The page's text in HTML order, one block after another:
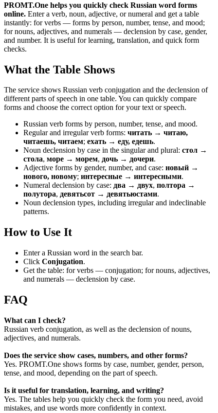
PROMT.One helps you quickly check Russian word forms
online. Enter a verb, noun, adjective, or numeral and get a table
instantly: for verbs — forms by person, number, tense, and mood;
for nouns, adjectives, and numerals — declension by case, gender,
and number. It is useful for learning, translation, and quick form
checks.
What the Table Shows
The service shows Russian verb conjugation and the declension of
different parts of speech in one table. You can quickly compare
forms and choose the correct option for your text or speech.
Russian verb forms by person, number, tense, and mood.
Regular and irregular verb forms: читать → читаю,
читаешь, читаем; ехать → еду, едешь.
Noun declension by case in the singular and plural: стол →
стола, море → морем, дочь → дочери.
Adjective forms by gender, number, and case: новый →
нового, новому; интересные → интересными.
Numeral declension by case: два → двух, полтора →
полутора, девятьсот → девятьюстами.
Noun declension types, including irregular and indeclinable
patterns.
How to Use It
Enter a Russian word in the search bar.
Click Conjugation.
Get the table: for verbs — conjugation; for nouns, adjectives,
and numerals — declension by case.
FAQ
What can I check?
Russian verb conjugation, as well as the declension of nouns,
adjectives, and numerals.
Does the service show cases, numbers, and other forms?
Yes. PROMT.One shows forms by case, number, gender, person,
tense, and mood, depending on the part of speech.
Is it useful for translation, learning, and writing?
Yes. The tables help you quickly check the form you need, avoid
mistakes, and use words more confidently in context.